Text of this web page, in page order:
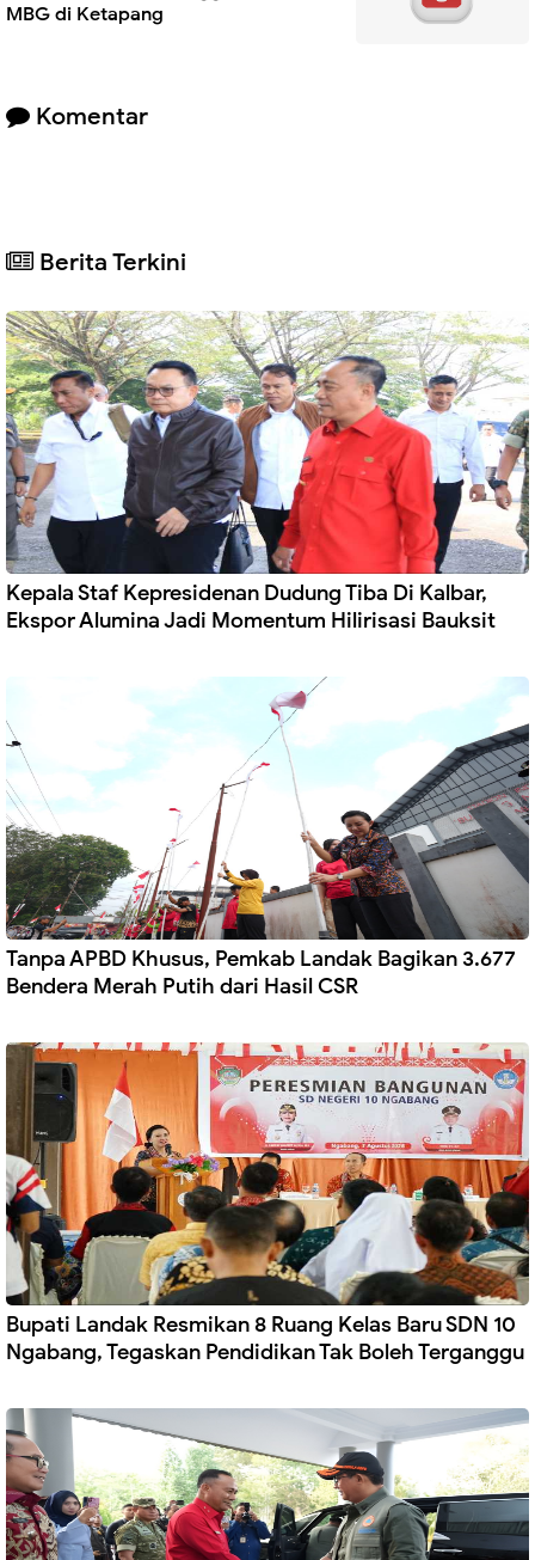
MBG di Ketapang
Komentar
Berita Terkini
Kepala Staf Kepresidenan Dudung Tiba Di Kalbar,
Ekspor Alumina Jadi Momentum Hilirisasi Bauksit
Tanpa APBD Khusus, Pemkab Landak Bagikan 3.677
Bendera Merah Putih dari Hasil CSR
Bupati Landak Resmikan 8 Ruang Kelas Baru SDN 10
Ngabang, Tegaskan Pendidikan Tak Boleh Terganggu